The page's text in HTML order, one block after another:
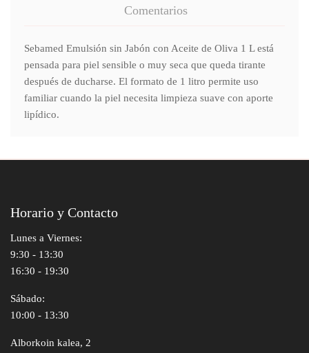
Comentarios
Sebamed Emulsión sin Jabón con Aceite de Oliva 1 L está
pensada para piel sensible o muy seca que queda tirante
después de ducharse. El formato de 1 litro permite uso
familiar cuando la piel necesita limpieza suave con aporte
lipídico.
Horario y Contacto
Lunes a Viernes:
9:30 - 13:30
16:30 - 19:30
Sábado:
10:00 - 13:30
Alborkoin kalea, 2